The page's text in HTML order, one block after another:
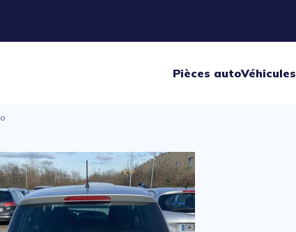
Pièces autoVéhicules